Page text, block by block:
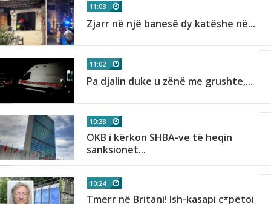
11:03
Zjarr në një banesë dy katëshe në...
11:02
Pa djalin duke u zënë me grushte,...
10:38
OKB i kërkon SHBA-ve të heqin
sanksionet...
10:24
Tmerr në Britani! Ish-kasapi c*pëtoi